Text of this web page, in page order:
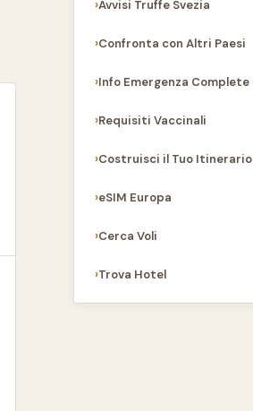
Avvisi Truffe Svezia
Confronta con Altri Paesi
Info Emergenza Complete
Requisiti Vaccinali
Costruisci il Tuo Itinerario
eSIM Europa
Cerca Voli
Trova Hotel